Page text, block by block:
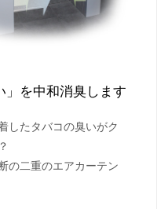
」を中和消臭します
したタバコの臭いがク
の二重のエアカーテン